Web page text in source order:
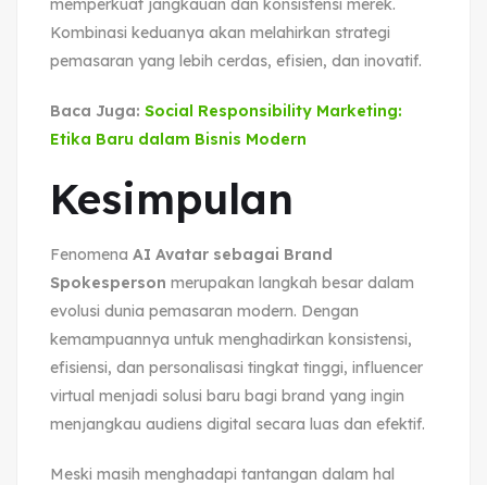
memperkuat jangkauan dan konsistensi merek.
Kombinasi keduanya akan melahirkan strategi
pemasaran yang lebih cerdas, efisien, dan inovatif.
Baca Juga: Social Responsibility Marketing:
Etika Baru dalam Bisnis Modern
Kesimpulan
Fenomena AI Avatar sebagai Brand
Spokesperson merupakan langkah besar dalam
evolusi dunia pemasaran modern. Dengan
kemampuannya untuk menghadirkan konsistensi,
efisiensi, dan personalisasi tingkat tinggi, influencer
virtual menjadi solusi baru bagi brand yang ingin
menjangkau audiens digital secara luas dan efektif.
Meski masih menghadapi tantangan dalam hal